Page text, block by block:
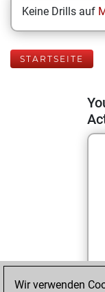
Keine Drills auf
STARTSEITE
Wir verwenden